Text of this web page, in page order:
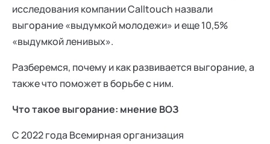
исследования компании Calltouch назвали
выгорание «выдумкой молодежи» и еще 10,5%
«выдумкой ленивых».
Разберемся, почему и как развивается выгорание, а
также что поможет в борьбе с ним.
Что такое выгорание: мнение ВОЗ
С 2022 года Всемирная организация